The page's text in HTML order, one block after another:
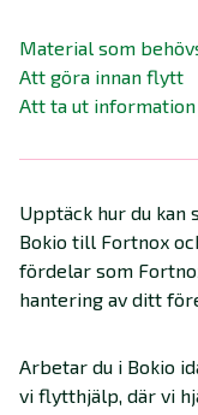
Material som
Att göra innan flytt
Att ta ut
Upptäck hur du
Bokio till Fortnox
fördelar som
hantering av ditt
Arbetar du i Bokio
vi flytthjälp, där vi